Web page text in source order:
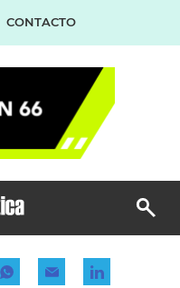
CONTACTO